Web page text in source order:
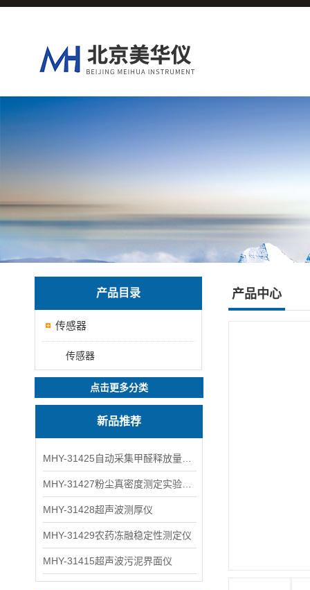
产品目录
传感器
传感器
点击更多分类
新品推荐
MHY-31428超声波测厚仪
MHY-31429农药冻融稳定性测定仪
MHY-31415超声波污泥界面仪
产品中心